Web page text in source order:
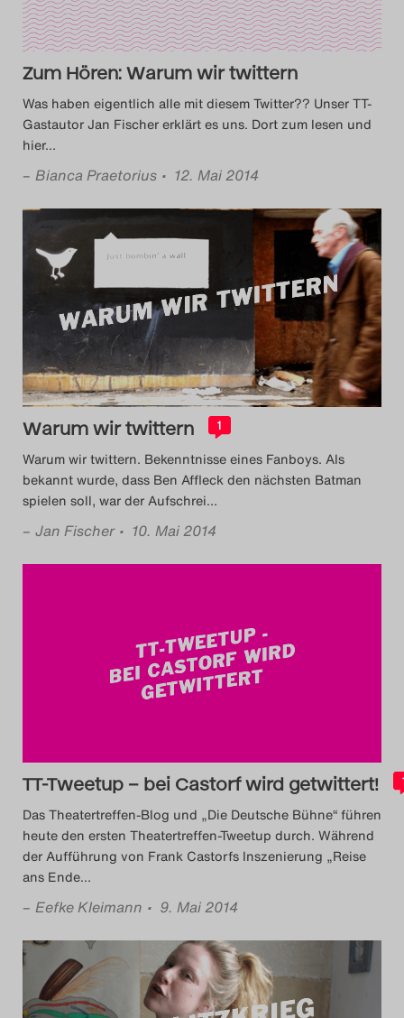
Zum Hören: Warum wir twittern
Was haben eigentlich alle mit diesem Twitter?? Unser TT-
Gastautor Jan Fischer erklärt es uns. Dort zum lesen und
hier…
– Bianca Praetorius • 12. Mai 2014
Warum wir twittern 1
Warum wir twittern. Bekenntnisse eines Fanboys. Als
bekannt wurde, dass Ben Affleck den nächsten Batman
spielen soll, war der Aufschrei…
– Jan Fischer • 10. Mai 2014
TT-Tweetup – bei Castorf wird getwittert!
Das Theatertreffen-Blog und „Die Deutsche Bühne“ führen
heute den ersten Theatertreffen-Tweetup durch. Während
der Aufführung von Frank Castorfs Inszenierung „Reise
ans Ende…
– Eefke Kleimann • 9. Mai 2014